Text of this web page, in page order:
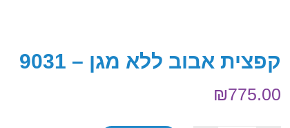
קפצית אבוב ללא מגן – 9031
₪775.00